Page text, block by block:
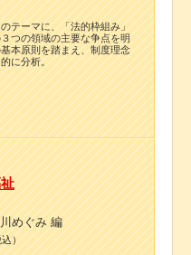
テーマに、「法的枠組み」
つの領域の主要な争点を明
本原則を踏まえ、制度理念
に分析。
めぐみ 編
込）